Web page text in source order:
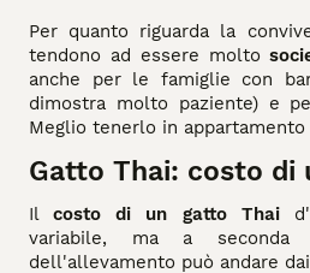
Per quanto riguarda la
tendono ad essere molto
anche per le famiglie con
dimostra molto paziente) e
Meglio tenerlo in appartamento
Gatto Thai: costo di
Ilcosto di un gatto Thai
variabile, ma a seconda
dell'allevamento può andare